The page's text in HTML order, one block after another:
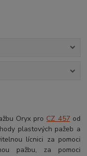
Oryx pro CZ 457od
plastových pažeb a
lícnici za pomoci
pažbu, za pomoci